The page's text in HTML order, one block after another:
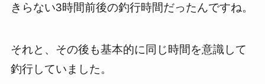
きらない3時間前後の釣行時間だったんですね。
それと、その後も基本的に同じ時間を意識して
釣行していました。